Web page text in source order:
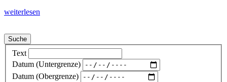
weiterlesen
Suche
Text
Datum (Untergrenze)
Datum (Obergrenze)